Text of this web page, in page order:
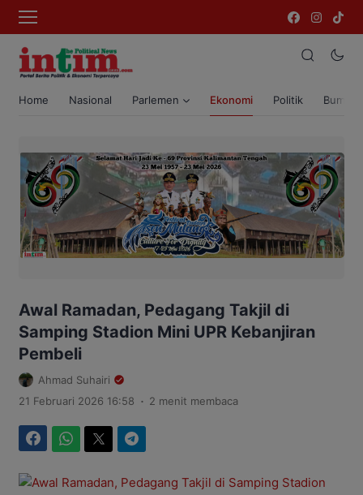
Home Nasional Parlemen Ekonomi Politik Bumi
Awal Ramadan, Pedagang Takjil di
Samping Stadion Mini UPR Kebanjiran
Pembeli
Ahmad Suhairi
21 Februari 2026 16:58 . 2 menit membaca